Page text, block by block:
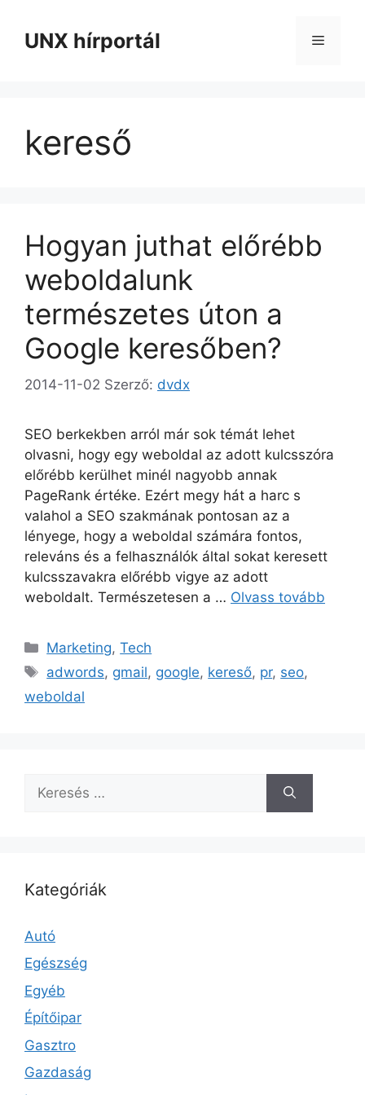
tartalomba
UNX hírportál Menü
kereső
Hogyan juthat előrébb
weboldalunk
természetes úton a
Google keresőben?
2014-11-02 Szerző: dvdx
SEO berkekben arról már sok témát lehet
olvasni, hogy egy weboldal az adott kulcsszóra
előrébb kerülhet minél nagyobb annak
PageRank értéke. Ezért megy hát a harc s
valahol a SEO szakmának pontosan az a
lényege, hogy a weboldal számára fontos,
releváns és a felhasználók által sokat keresett
kulcsszavakra előrébb vigye az adott
weboldalt. Természetesen a … Olvass tovább
Kategória
Marketing,Tech
Címkék
adwords, gmail, google, kereső, pr, seo,
weboldal
Keresés:
Kategóriák
Autó
Egészség
Egyéb
Építőipar
Gasztro
Gazdaság